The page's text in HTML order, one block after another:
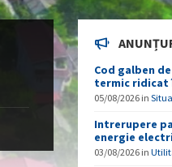
Cod galben
termic ridicat
05/08/2026 in
Intrerupere
energie
03/08/2026 in